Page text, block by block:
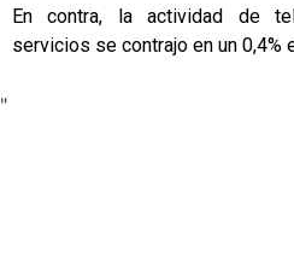
En contra, la actividad de
servicios se contrajo en un 0,4%
"